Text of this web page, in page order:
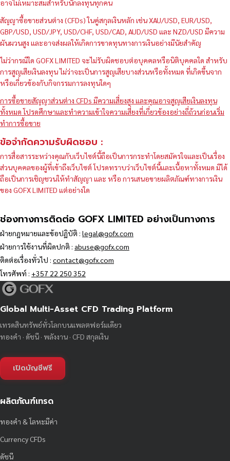
อาจไม่เหมาะสมสำหรับนักลงทุนทุกคน
สัญญาซื้อขายส่วนต่าง (CFDs) ในคู่สกุลเงินหลัก เช่น XAU/USD, EUR/USD,
GBP/USD, USD/JPY, USD/CHF, USD/CAD, AUD/USD และ NZD/USD มีความ
ผันผวนสูง และอาจส่งผลให้เกิดการขาดทุนทางการเงินอย่างมีนัยสำคัญ
ไม่ว่ากรณีใด GOFX LIMITED จะไม่รับผิดชอบต่อบุคคลหรือนิติบุคคลใด สำหรับ
การสูญเสียเงินลงทุน ไม่ว่าจะเป็นการสูญเสียบางส่วนหรือทั้งหมด ที่เกิดขึ้นจาก
หรือเกี่ยวข้องกับกิจกรรมการลงทุนใดๆ
การซื้อขายสัญญาส่วนต่าง CFDs มีความเสี่ยงสูง และคุณอาจสูญเสียเงินลงทุน
ทั้งหมด โปรดศึกษาและทำความเข้าใจความเสี่ยงที่เกี่ยวข้องอย่างถี่ถ้วนก่อนเริ่ม
ทำการซื้อขาย
ข้อจำกัดความรับผิดชอบ :
การสื่อสารระหว่างคุณกับเว็บไซต์นี้ถือเป็นการกระทำโดยสมัครใจและเป็นเรื่อง
ส่วนบุคคลของผู้ที่เข้าถึงเว็บไซต์ โปรดทราบว่าเว็บไซต์นี้และเนื้อหาทั้งหมด มิได้
ถือเป็นการเชิญชวนให้ทำสัญญา และ หรือ การเสนอขายผลิตภัณฑ์ทางการเงิน
ของ GOFX LIMITED แต่อย่างใด
ช่องทางการติดต่อ GOFX LIMITED อย่างเป็นทางการ
ฝ่ายกฎหมายและข้อปฏิบัติ : legal@gofx.com
ฝ่ายการใช้งานที่ผิดปกติ : abuse@gofx.com
ติดต่อเรื่องทั่วไป : contact@gofx.com
โทรศัพท์ : +357 22 250 352
Global Multi-Asset CFD Trading Platform
เทรดสินทรัพย์ทั่วโลกบนแพลตฟอร์มเดียว
ทองคำ · ดัชนี · พลังงาน · CFD สกุลเงิน
เปิดบัญชีฟรี
ผลิตภัณฑ์เทรด
ทองคำ & โลหะมีค่า
Currency CFDs
ดัชนี